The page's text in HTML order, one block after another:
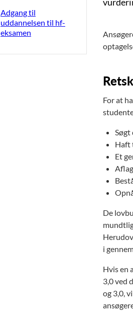
Adgang til
uddannelsen til hf-
eksamen
For at
Søgt
Haft
Et
De
i
Hvis en
3,0 ved
og 3,0,